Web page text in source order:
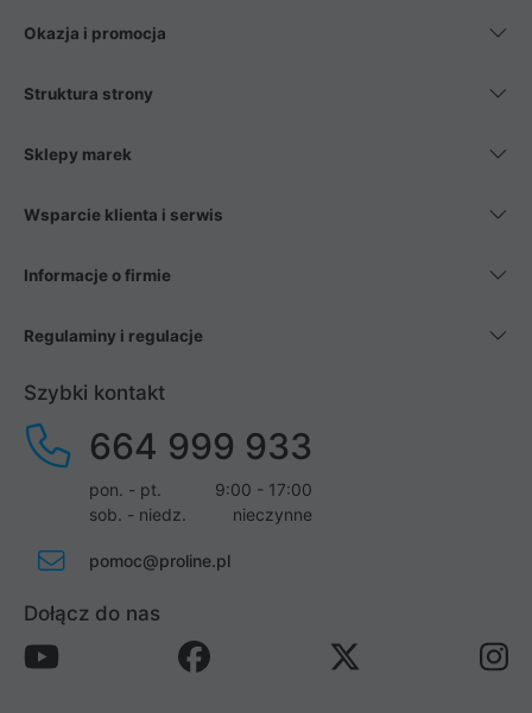
Okazja i promocja
Struktura strony
Sklepy marek
Wsparcie klienta i serwis
Informacje o firmie
Regulaminy i regulacje
Szybki kontakt
664 999 933
pon. - pt.
9:00 - 17:00
sob. - niedz.
nieczynne
pomoc@proline.pl
Dołącz do nas